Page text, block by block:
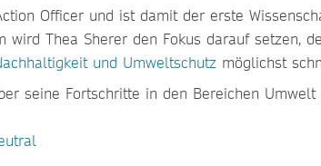
Officer und ist damit der erste
wird Thea Sherer den Fokus darauf setzen,
und Umweltschutz möglichst
seine Fortschritte in den Bereichen